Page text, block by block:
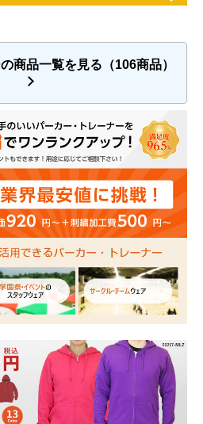
商品一覧を見る（106商品）